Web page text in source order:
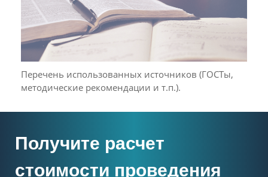
Перечень использованных источников (ГОСТы,
методические рекомендации и т.п.).
Получите расчет
стоимости проведения